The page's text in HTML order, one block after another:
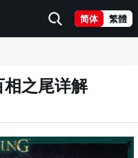
简体 繁體
相之尾详解